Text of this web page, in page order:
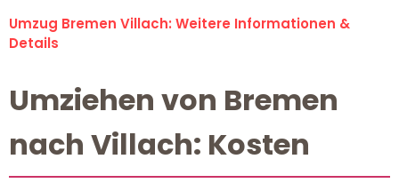
Umzug Bremen Villach: Weitere Informationen &
Details
Umziehen von Bremen
nach Villach: Kosten